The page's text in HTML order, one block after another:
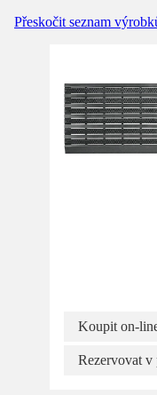
Přeskočit seznam
Koupit on-
Rezervovat v